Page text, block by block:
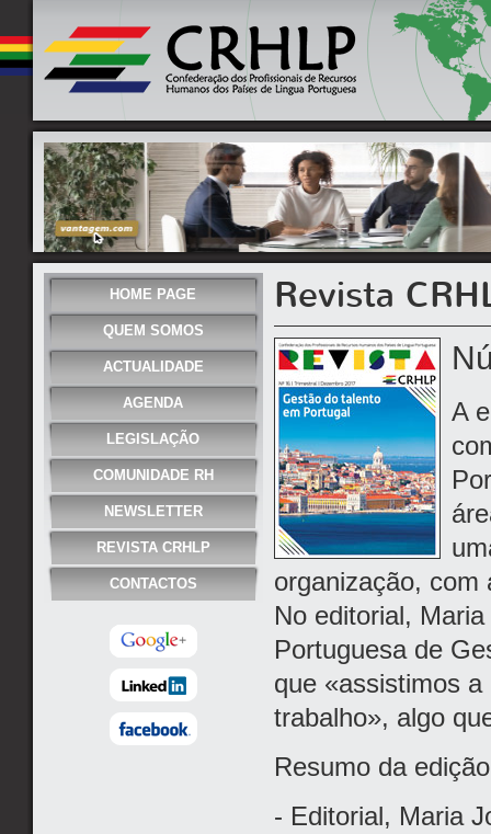
HOME PAGE
QUEM SOMOS
ACTUALIDADE
AGENDA
LEGISLAÇÃO
COMUNIDADE RH
NEWSLETTER
REVISTA CRHLP
CONTACTOS
Revista
A
organização, com
No editorial,
Portuguesa de
que «assistimos
trabalho», algo
Resumo da edição
- Editorial, Maria